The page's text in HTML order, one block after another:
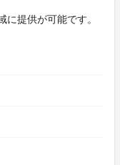
提供が可能です。